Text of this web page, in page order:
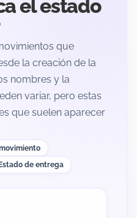
el estado
que
la creación de la
nombres y la
variar, pero estas
que suelen aparecer
Estado de entrega